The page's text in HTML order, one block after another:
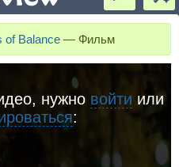
of Balance — Фильм
нужно войти или
: